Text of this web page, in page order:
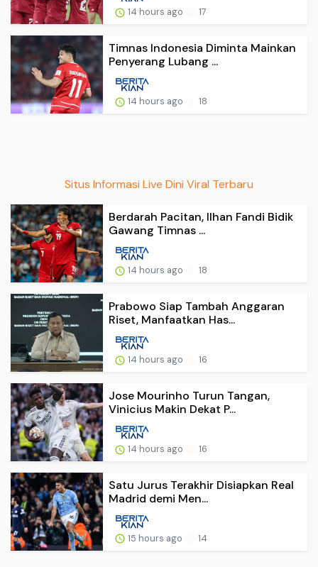
14 hours ago 17
Timnas Indonesia Diminta Mainkan
Penyerang Lubang ...
14 hours ago 18
Situs Informasi Live Dini Viral Terbaru
Berdarah Pacitan, Ilhan Fandi Bidik
Gawang Timnas ...
14 hours ago 18
Prabowo Siap Tambah Anggaran
Riset, Manfaatkan Has...
14 hours ago 16
Jose Mourinho Turun Tangan,
Vinicius Makin Dekat P...
14 hours ago 16
Satu Jurus Terakhir Disiapkan Real
Madrid demi Men...
15 hours ago 14